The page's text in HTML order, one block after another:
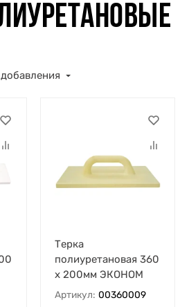
Терка
полиуретановая 360
х 200мм ЭКОНОМ
Артикул: 00360009